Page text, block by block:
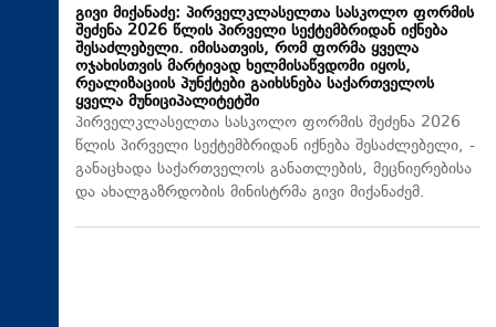
გივი მიქანაძე: პირველკლასელთა სასკოლო ფორმის
შეძენა 2026 წლის პირველი სექტემბრიდან იქნება
შესაძლებელი. იმისათვის, რომ ფორმა ყველა
ოჯახისთვის მარტივად ხელმისაწვდომი იყოს,
რეალიზაციის პუნქტები გაიხსნება საქართველოს
ყველა მუნიციპალიტეტში
პირველკლასელთა სასკოლო ფორმის შეძენა 2026
წლის პირველი სექტემბრიდან იქნება შესაძლებელი, -
განაცხადა საქართველოს განათლების, მეცნიერებისა
და ახალგაზრდობის მინისტრმა გივი მიქანაძემ.